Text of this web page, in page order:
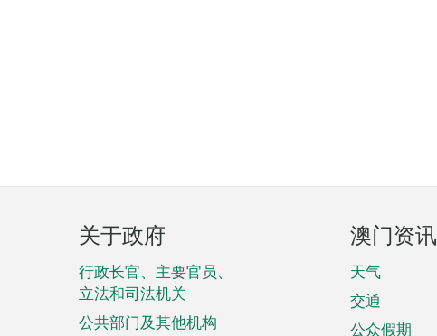
页
脚
菜
单
关于政府
行政长官、主要官员、
立法和司法机关
公共部门及其他机构
澳门资讯
天气
交通
公众假期